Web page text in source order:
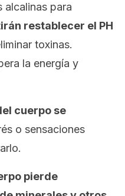
alcalinas para
restablecer el PH
toxinas.
la energía y
cuerpo se
o sensaciones
pierde